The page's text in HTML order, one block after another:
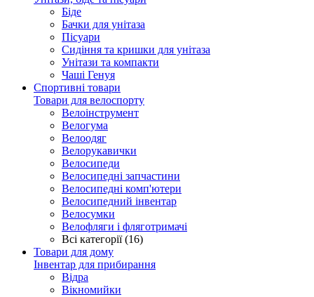
Біде
Бачки для унітаза
Пісуари
Сидіння та кришки для унітаза
Унітази та компакти
Чаші Генуя
Спортивні товари
Товари для велоспорту
Велоінструмент
Велогума
Велоодяг
Велорукавички
Велосипеди
Велосипедні запчастини
Велосипедні комп'ютери
Велосипедний інвентар
Велосумки
Велофляги і фляготримачі
Всі категорії (16)
Товари для дому
Інвентар для прибирання
Відра
Вікномийки